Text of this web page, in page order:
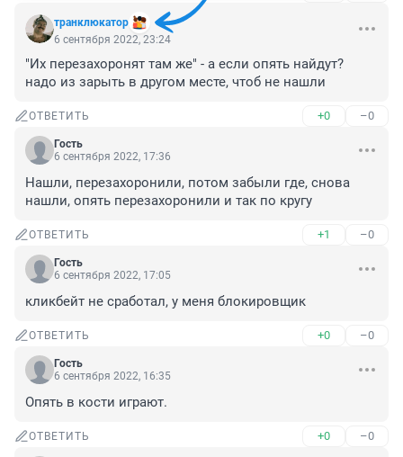
транклюкатор
6 сентября 2022, 23:24
"Их перезахоронят там же" - а если опять найдут?
надо из зарыть в другом месте, чтоб не нашли
ОТВЕТИТЬ +0 –0
Гость
6 сентября 2022, 17:36
Нашли, перезахоронили, потом забыли где, снова
нашли, опять перезахоронили и так по кругу
ОТВЕТИТЬ +1 –0
Гость
6 сентября 2022, 17:05
кликбейт не сработал, у меня блокировщик
ОТВЕТИТЬ +0 –0
Гость
6 сентября 2022, 16:35
Опять в кости играют.
ОТВЕТИТЬ +0 –0